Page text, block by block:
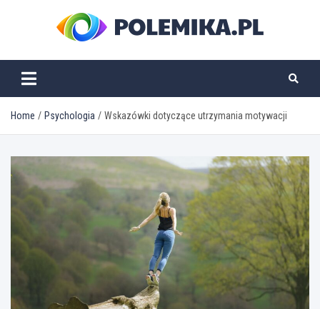
polemika.pl
Home Psychologia Wskazówki dotyczące utrzymania motywacji